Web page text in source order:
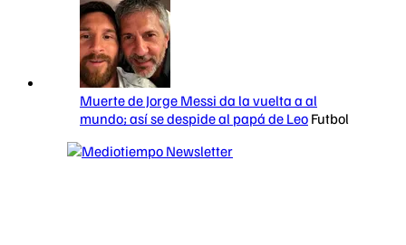
Muerte de Jorge Messi da la vuelta a al
mundo; así se despide al papá de Leo Futbol